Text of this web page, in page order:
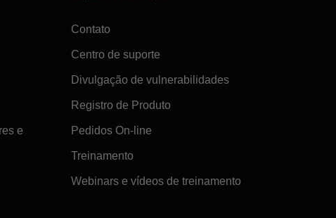
e
Contato
Centro de suporte
Divulgação de vulnerabilidades
Registro de Produto
Pedidos On-line
Treinamento
Webinars e vídeos de treinamento